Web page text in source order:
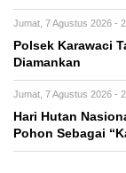
Jumat, 7 Agustus 2026 -
Polsek Karawaci
Diamankan
Jumat, 7 Agustus 2026 -
Hari Hutan
Pohon Sebagai